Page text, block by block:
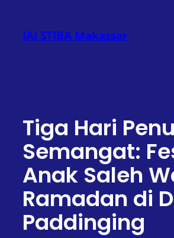
konten
IAI STIBA Makassar
Tiga Hari
Semangat:
Anak Saleh
Ramadan di
Paddinging